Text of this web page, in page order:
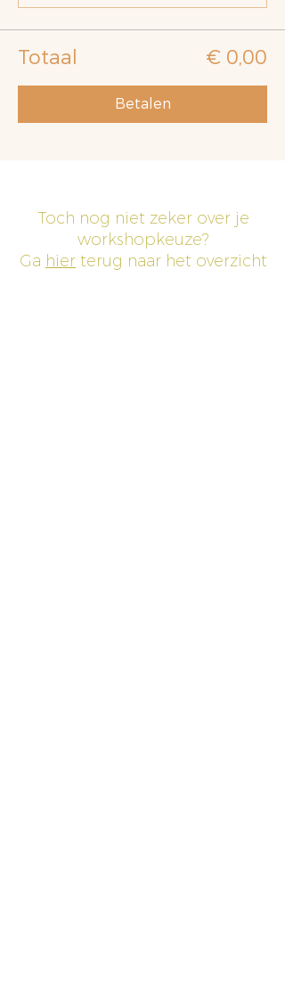
Totaal € 0,00
Betalen
Toch nog niet zeker over je
workshopkeuze?
Ga hier terug naar het overzicht